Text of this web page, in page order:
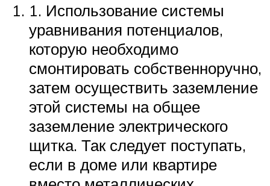
1. Использование системы
уравнивания потенциалов,
которую необходимо
смонтировать собственноручно,
затем осуществить заземление
этой системы на общее
заземление электрического
щитка. Так следует поступать,
если в доме или квартире